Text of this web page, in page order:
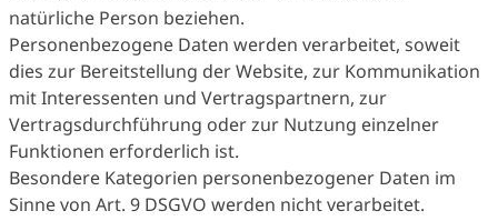
natürliche Person beziehen.
Personenbezogene Daten werden verarbeitet, soweit
dies zur Bereitstellung der Website, zur Kommunikation
mit Interessenten und Vertragspartnern, zur
Vertragsdurchführung oder zur Nutzung einzelner
Funktionen erforderlich ist.
Besondere Kategorien personenbezogener Daten im
Sinne von Art. 9 DSGVO werden nicht verarbeitet.